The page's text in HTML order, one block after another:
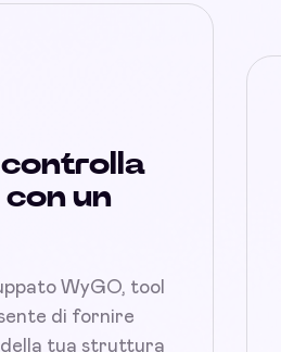
con un
WyGO, tool
di fornire
della tua struttura